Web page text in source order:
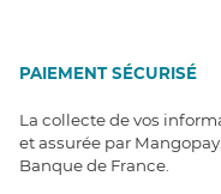
PAIEMENT SÉCURISÉ
La collecte de vos
et assurée par
Banque de France.